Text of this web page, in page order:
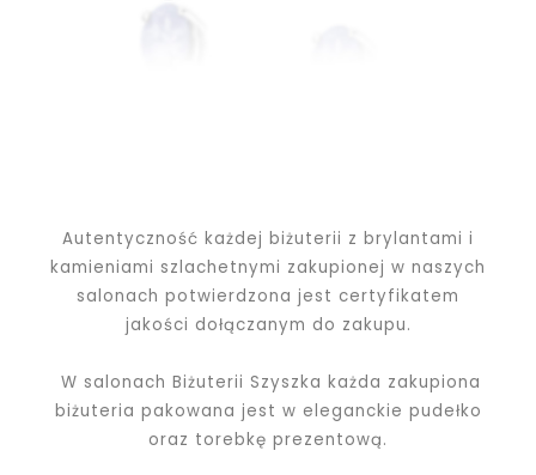
Autentyczność każdej biżuterii z brylantami i
kamieniami szlachetnymi zakupionej w naszych
salonach potwierdzona jest certyfikatem
jakości dołączanym do zakupu.
W salonach Biżuterii Szyszka każda zakupiona
biżuteria pakowana jest w eleganckie pudełko
oraz torebkę prezentową.